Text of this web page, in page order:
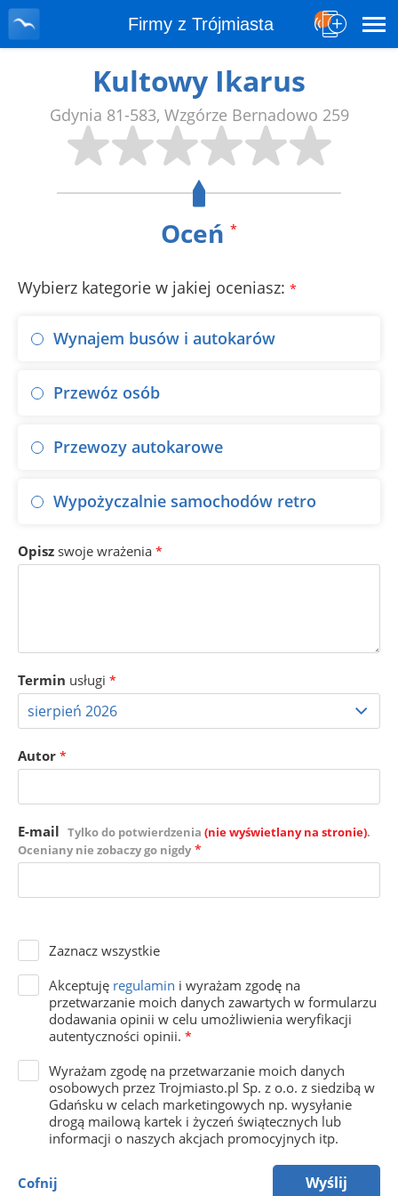
Firmy z Trójmiasta
Kultowy Ikarus
Gdynia 81-583, Wzgórze Bernadowo 259
Oceń *
Wybierz kategorie w jakiej oceniasz: *
Wynajem busów i autokarów
Przewóz osób
Przewozy autokarowe
Wypożyczalnie samochodów retro
Opisz swoje wrażenia *
Termin usługi *
Autor *
E-mail Tylko do potwierdzenia (nie wyświetlany na stronie).
Oceniany nie zobaczy go nigdy *
Zaznacz wszystkie
Akceptuję regulamin i wyrażam zgodę na
przetwarzanie moich danych zawartych w formularzu
dodawania opinii w celu umożliwienia weryfikacji
autentyczności opinii. *
Wyrażam zgodę na przetwarzanie moich danych
osobowych przez Trojmiasto.pl Sp. z o.o. z siedzibą w
Gdańsku w celach marketingowych np. wysyłanie
drogą mailową kartek i życzeń świątecznych lub
informacji o naszych akcjach promocyjnych itp.
Cofnij Wyślij